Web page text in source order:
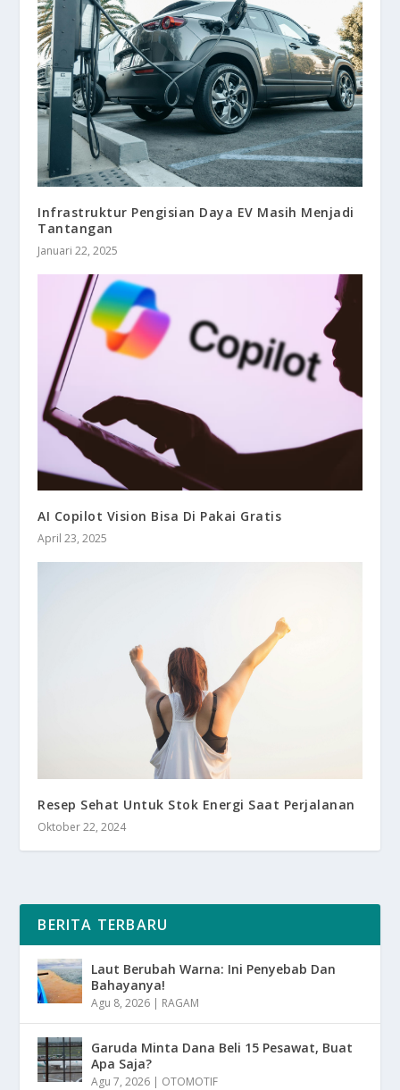
Infrastruktur Pengisian Daya EV Masih Menjadi
Tantangan
Januari 22, 2025
AI Copilot Vision Bisa Di Pakai Gratis
April 23, 2025
Resep Sehat Untuk Stok Energi Saat Perjalanan
Oktober 22, 2024
BERITA TERBARU
Laut Berubah Warna: Ini Penyebab Dan
Bahayanya!
Agu 8, 2026 | RAGAM
Garuda Minta Dana Beli 15 Pesawat, Buat
Apa Saja?
Agu 7, 2026 | OTOMOTIF